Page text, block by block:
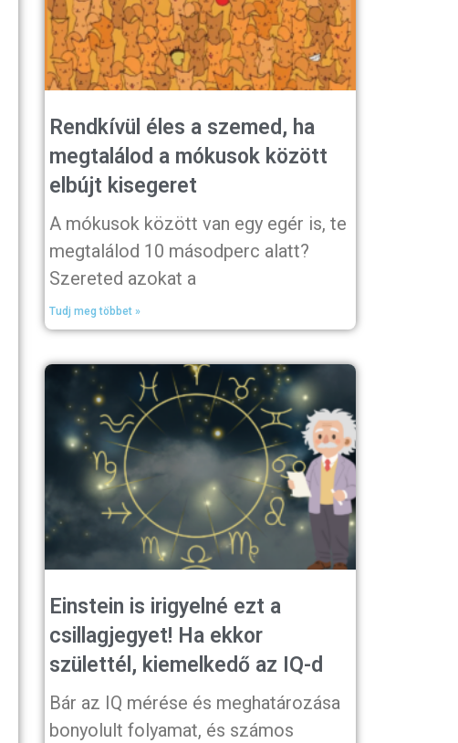
Rendkívül éles a szemed, ha
megtalálod a mókusok között
elbújt kisegeret
A mókusok között van egy egér is, te
megtalálod 10 másodperc alatt?
Szereted azokat a
Tudj meg többet »
Einstein is irigyelné ezt a
csillagjegyet! Ha ekkor
születtél, kiemelkedő az IQ-d
Bár az IQ mérése és meghatározása
bonyolult folyamat, és számos